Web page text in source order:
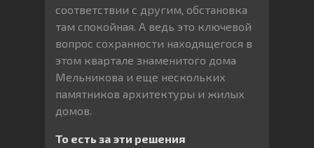
соответствии с другим, обстановка
там спокойная. А ведь это ключевой
вопрос сохранности находящегося в
этом квартале знаменитого дома
Мельникова и еще нескольких
памятников архитектуры и жилых
домов.
То есть за эти решения